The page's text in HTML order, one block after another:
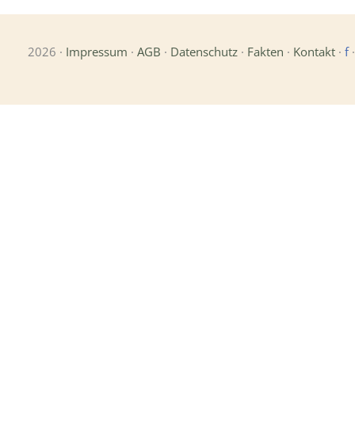
2026 · Impressum · AGB · Datenschutz · Fakten · Kontakt · f